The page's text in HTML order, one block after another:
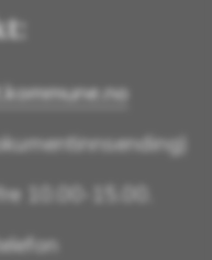
10.00-15.00.